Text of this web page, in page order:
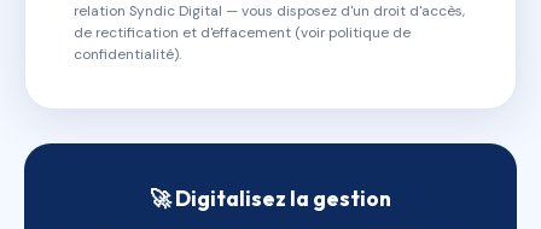
relation Syndic Digital — vous disposez d'un droit d'accès,
de rectification et d'effacement (voir politique de
confidentialité).
🚀 Digitalisez la gestion